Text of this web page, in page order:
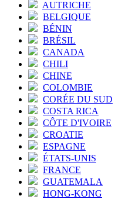
AUTRICHE
BELGIQUE
BÉNIN
BRÉSIL
CANADA
CHILI
CHINE
COLOMBIE
CORÉE DU SUD
COSTA RICA
CÔTE D'IVOIRE
CROATIE
ESPAGNE
ÉTATS-UNIS
FRANCE
GUATEMALA
HONG-KONG